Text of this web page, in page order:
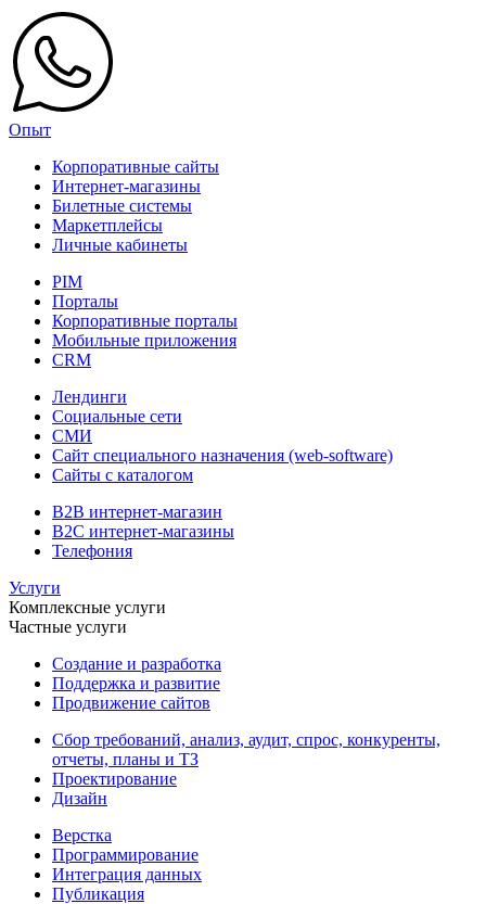
Опыт
Корпоративные сайты
Интернет-магазины
Билетные системы
Маркетплейсы
Личные кабинеты
PIM
Порталы
Корпоративные порталы
Мобильные приложения
CRM
Лендинги
Социальные сети
СМИ
Сайт специального назначения (web-software)
Сайты с каталогом
B2B интернет-магазин
B2C интернет-магазины
Телефония
Услуги
Комплексные услуги
Частные услуги
Создание и разработка
Поддержка и развитие
Продвижение сайтов
Сбор требований, анализ, аудит, спрос, конкуренты,
отчеты, планы и ТЗ
Проектирование
Дизайн
Верстка
Программирование
Интеграция данных
Публикация